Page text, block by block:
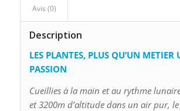
Avis (0)
Description
LES PLANTES, PLUS QU’UN METIER
PASSION
Cueillies à la main et au rythme
et 3200m d’altitude dans un air pur,